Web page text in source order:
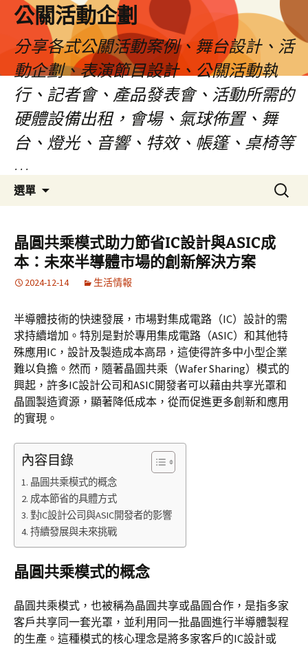
公關活動企劃
分享各式公關活動案例、舞台設計、活
動企劃、表演節目設計、公關活動執
行、記者會、產品發表會、活動所需的
硬體設備出租，會場、氣球佈置、舞
台、燈光、音響、特效、帳篷、桌椅等
…
選單
要
內
容
搜
尋
鍵
字:
晶圓共乘模式助力節省IC設計與ASIC成
本：未來半導體市場的創新解決方案
2024-12-14 生活情報
半導體技術的快速發展，市場對集成電路（IC）設計的需
求持續增加。特別是對於專用集成電路（ASIC）和其他特
殊應用IC，設計及製造成本高昂，這使得許多中小型企業
難以負擔。然而，隨著晶圓共乘（Wafer Sharing）模式的
興起，許多IC設計公司和ASIC開發者可以藉由共享光罩和
晶圓製造資源，顯著降低成本，從而促進更多創新和應用
的實現。
內容目錄
晶圓共乘模式的概念
成本節省的具體方式
對IC設計公司與ASIC開發者的影響
持續發展與未來挑戰
晶圓共乘模式的概念
晶圓共乘模式，也被稱為晶圓共享或晶圓合作，是指多家
客戶共享同一套光罩，並利用同一批晶圓進行半導體製程
的生產。這種模式的核心理念是將多家客戶的IC設計或